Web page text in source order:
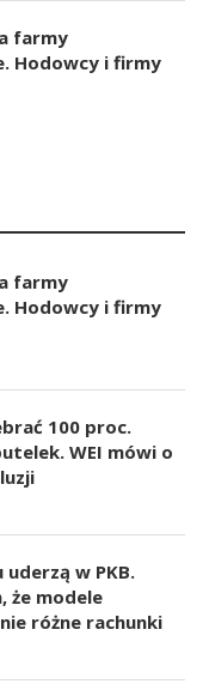
farmy
Hodowcy i firmy
farmy
Hodowcy i firmy
100 proc.
WEI mówi o
w PKB.
że modele
różne rachunki